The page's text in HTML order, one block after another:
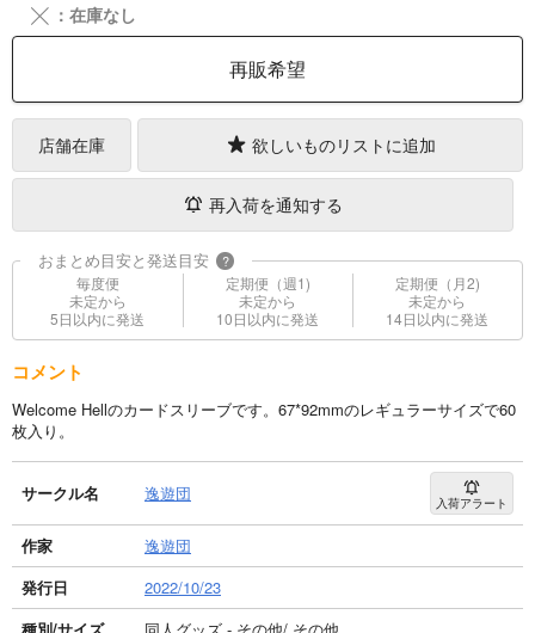
╳ ：在庫なし
再販希望
店舗在庫 欲しいものリストに追加
再入荷を通知する
おまとめ目安と発送目安 ?
毎度便
未定から
5日以内に発送
定期便（週1)
未定から
10日以内に発送
定期便（月2)
未定から
14日以内に発送
コメント
Welcome Hellのカードスリーブです。67*92mmのレギュラーサイズで60
枚入り。
サークル名 逸遊団 入荷アラート
作家
逸遊団
発行日
2022/10/23